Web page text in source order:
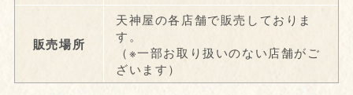
販売場所
天神屋の各店舗で販売しておりま
す。
（※一部お取り扱いのない店舗がご
ざいます）